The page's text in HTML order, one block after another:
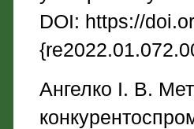
DOI: https://
Ангелко І. В.